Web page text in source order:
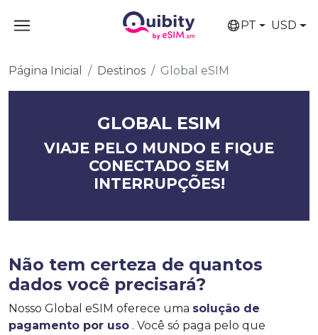
PT USD
Página Inicial Destinos Global eSIM
GLOBAL ESIM
VIAJE PELO MUNDO E FIQUE
CONECTADO SEM
INTERRUPÇÕES!
Não tem certeza de quantos
dados você precisará?
Nosso Global eSIM oferece uma solução de
pagamento por uso . Você só paga pelo que